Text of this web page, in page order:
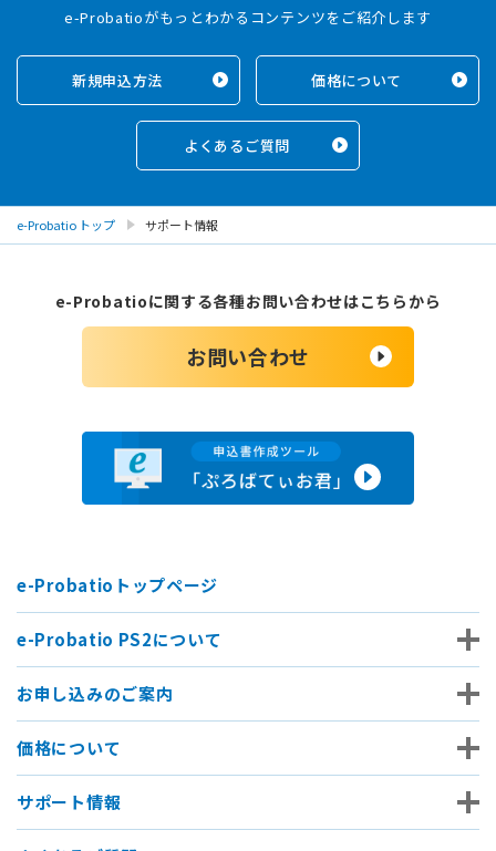
e-Probatioがもっとわかるコンテンツをご紹介します
新規申込方法 価格について
よくあるご質問
e-Probatio トップ サポート情報
e-Probatioに関する各種お問い合わせはこちらから
お問い合わせ
e-Probatioトップページ
e-Probatio PS2について
お申し込みのご案内
価格について
サポート情報